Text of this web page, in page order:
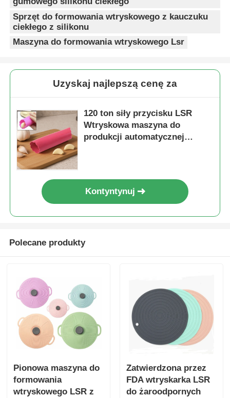
Sprzęt do formowania wtryskowego z kauczuku
ciekłego z silikonu
Maszyna do formowania wtryskowego Lsr
Uzyskaj najlepszą cenę za
120 ton siły przycisku LSR
Wtryskowa maszyna do
produkcji automatycznej
Kontyntynuj
Polecane produkty
Pionowa maszyna do
formowania
wtryskowego LSR z
Zatwierdzona przez
FDA wtryskarka LSR
do żaroodpornych